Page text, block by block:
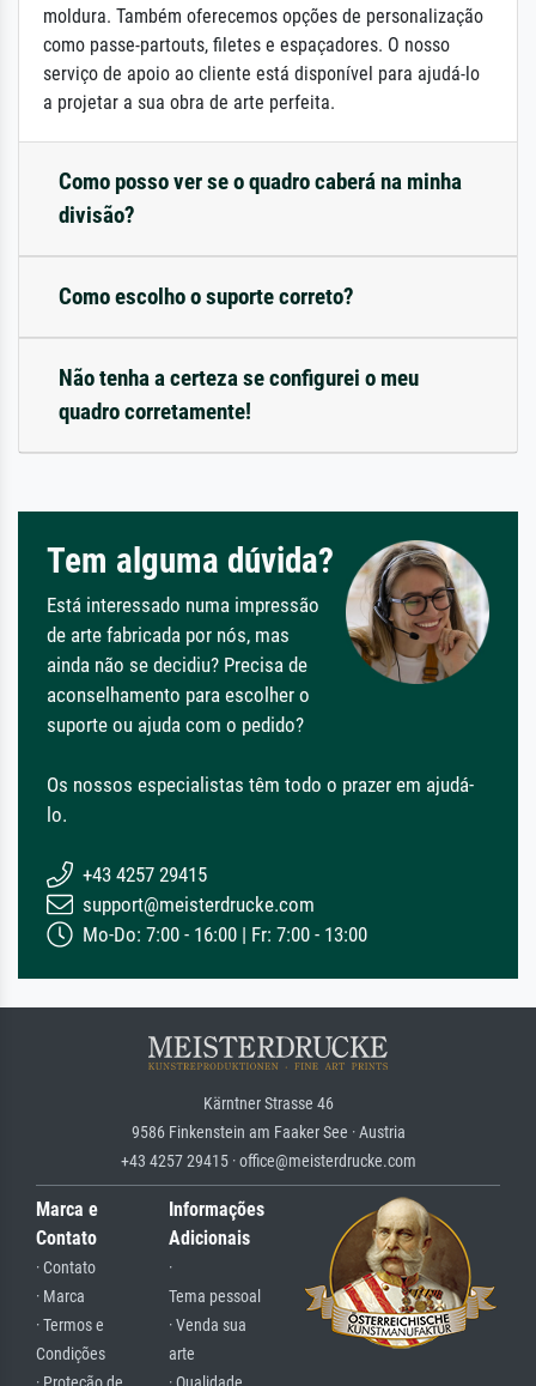
moldura. Também oferecemos opções de personalização
como passe-partouts, filetes e espaçadores. O nosso
serviço de apoio ao cliente está disponível para ajudá-lo
a projetar a sua obra de arte perfeita.
Como posso ver se o quadro caberá na minha
divisão?
Como escolho o suporte correto?
Não tenha a certeza se configurei o meu
quadro corretamente!
Tem alguma dúvida?
Está interessado numa impressão
de arte fabricada por nós, mas
ainda não se decidiu? Precisa de
aconselhamento para escolher o
suporte ou ajuda com o pedido?
Os nossos especialistas têm todo o prazer em ajudá-
lo.
+43 4257 29415
support@meisterdrucke.com
Mo-Do: 7:00 - 16:00 | Fr: 7:00 - 13:00
Kärntner Strasse 46
9586 Finkenstein am Faaker See · Austria
+43 4257 29415 · office@meisterdrucke.com
Marca e
Contato
· Contato
· Marca
· Termos e
Condições
Informações
Adicionais
·
Tema pessoal
· Venda sua
arte